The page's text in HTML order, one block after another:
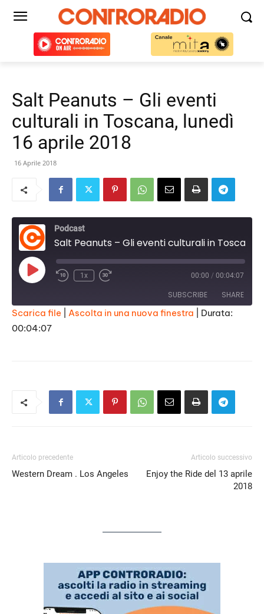
Salt Peanuts – Gli eventi
culturali in Toscana, lunedì
16 aprile 2018
16 Aprile 2018
Podcast
Play
Episode
1x 00:00 / 00:04:07
SUBSCRIBE SHARE
SHARE
Scarica file Ascolta in una nuova finestra
Durata:
00:04:07
Articolo precedente
Western Dream . Los Angeles
Articolo successivo
Enjoy the Ride del 13 aprile
2018